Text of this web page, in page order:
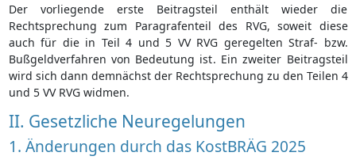
Der vorliegende erste Beitragsteil enthält wieder die
Rechtsprechung zum Paragrafenteil des RVG, soweit diese
auch für die in Teil 4 und 5 VV RVG geregelten Straf- bzw.
Bußgeldverfahren von Bedeutung ist. Ein zweiter Beitragsteil
wird sich dann demnächst der Rechtsprechung zu den Teilen 4
und 5 VV RVG widmen.
II. Gesetzliche Neuregelungen
1. Änderungen durch das KostBRÄG 2025